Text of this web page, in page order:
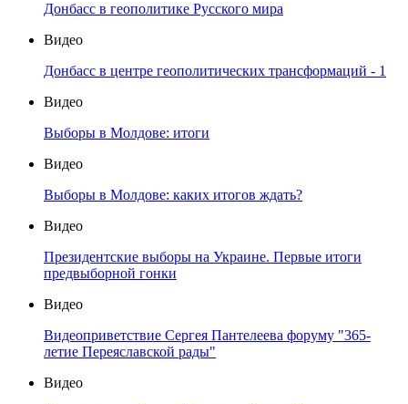
Донбасс в геополитике Русского мира
Видео
Донбасс в центре геополитических трансформаций - 1
Видео
Выборы в Молдове: итоги
Видео
Выборы в Молдове: каких итогов ждать?
Видео
Президентские выборы на Украине. Первые итоги
предвыборной гонки
Видео
Видеоприветствие Сергея Пантелеева форуму "365-
летие Переяславской рады"
Видео